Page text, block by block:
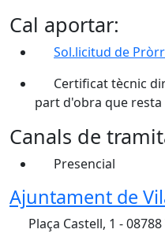
Cal aportar:
Sol.licitud de
Certificat tècnic
part d'obra que
Canals de
Presencial
Ajuntament de
Plaça Castell, 1 -